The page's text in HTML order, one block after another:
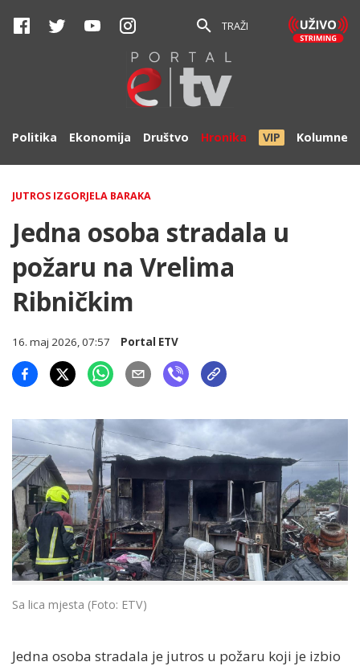
TRAŽI
Politika Ekonomija Društvo Hronika VIP Kolumne
JUTROS IZGORJELA BARAKA
Jedna osoba stradala u
požaru na Vrelima
Ribničkim
16. maj 2026, 07:57 Portal ETV
Sa lica mjesta (Foto: ETV)
Jedna osoba stradala je jutros u požaru koji je izbio